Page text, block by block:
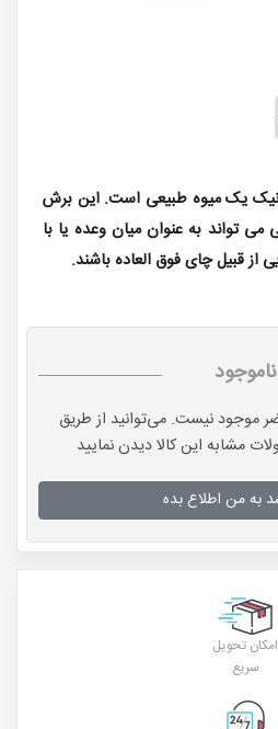
یک میوه طبیعی است. این برش
تواند به عنوان میان وعده یا با
از قبیل چای فوق العاده باشند.
ناموجود
موجود نیست. می‌توانید از طریق
مشابه این کالا دیدن نمایید
به من اطلاع بده
امکان تحویل
سریع